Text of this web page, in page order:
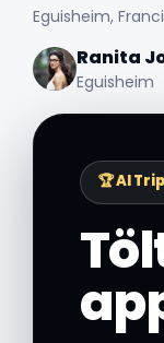
Eguisheim,
Ranita
Eguisheim
🏆 AI